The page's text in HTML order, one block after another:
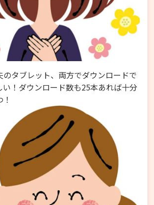
のタブレット、両方でダウンロードで
い！ダウンロード数も25本あれば十分